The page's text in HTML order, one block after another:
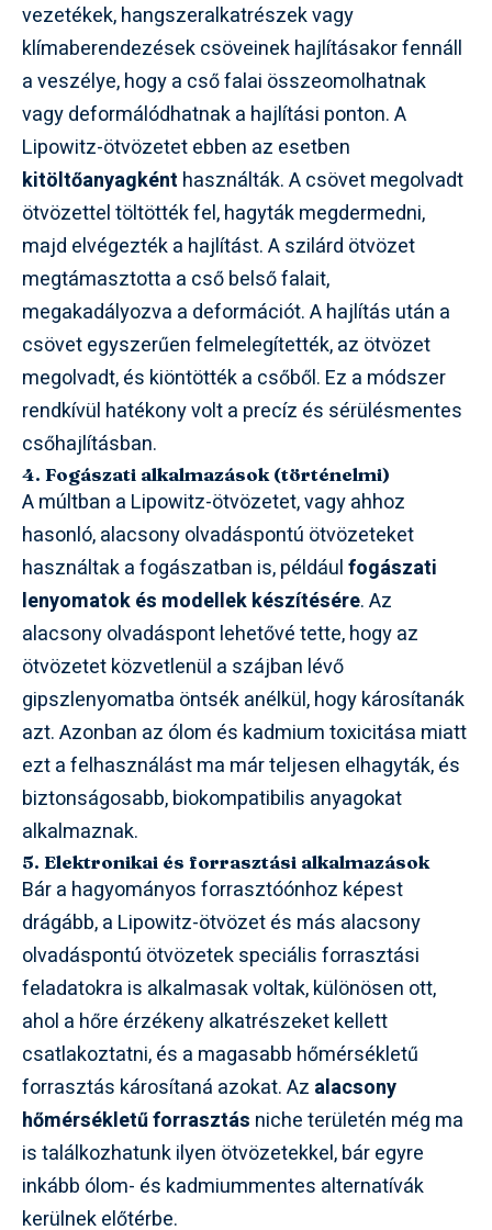
vezetékek, hangszeralkatrészek vagy
klímaberendezések csöveinek hajlításakor fennáll
a veszélye, hogy a cső falai összeomolhatnak
vagy deformálódhatnak a hajlítási ponton. A
Lipowitz-ötvözetet ebben az esetben
kitöltőanyagként használták. A csövet megolvadt
ötvözettel töltötték fel, hagyták megdermedni,
majd elvégezték a hajlítást. A szilárd ötvözet
megtámasztotta a cső belső falait,
megakadályozva a deformációt. A hajlítás után a
csövet egyszerűen felmelegítették, az ötvözet
megolvadt, és kiöntötték a csőből. Ez a módszer
rendkívül hatékony volt a precíz és sérülésmentes
csőhajlításban.
4. Fogászati alkalmazások (történelmi)
A múltban a Lipowitz-ötvözetet, vagy ahhoz
hasonló, alacsony olvadáspontú ötvözeteket
használtak a fogászatban is, példáulfogászati
lenyomatok és modellek készítésére. Az
alacsony olvadáspont lehetővé tette, hogy az
ötvözetet közvetlenül a szájban lévő
gipszlenyomatba öntsék anélkül, hogy károsítanák
azt. Azonban az ólom és kadmium toxicitása miatt
ezt a felhasználást ma már teljesen elhagyták, és
biztonságosabb, biokompatibilis anyagokat
alkalmaznak.
5. Elektronikai és forrasztási alkalmazások
Bár a hagyományos forrasztóónhoz képest
drágább, a Lipowitz-ötvözet és más alacsony
olvadáspontú ötvözetek speciális forrasztási
feladatokra is alkalmasak voltak, különösen ott,
ahol a hőre érzékeny alkatrészeket kellett
csatlakoztatni, és a magasabb hőmérsékletű
forrasztás károsítaná azokat. Az alacsony
hőmérsékletű forrasztás niche területén még ma
is találkozhatunk ilyen ötvözetekkel, bár egyre
inkább ólom- és kadmiummentes alternatívák
kerülnek előtérbe.